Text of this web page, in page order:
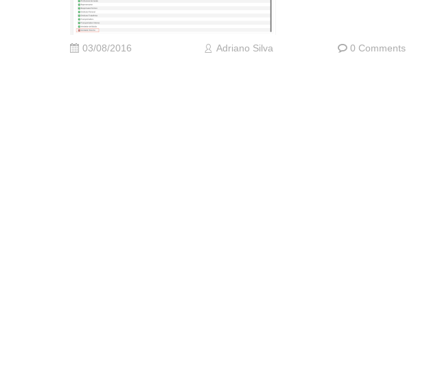
03/08/2016 Adriano Silva 0 Comments